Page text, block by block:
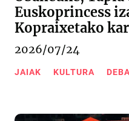
Euskoprincess
Kopraixetako
2026/07/24
JAIAK KULTURA